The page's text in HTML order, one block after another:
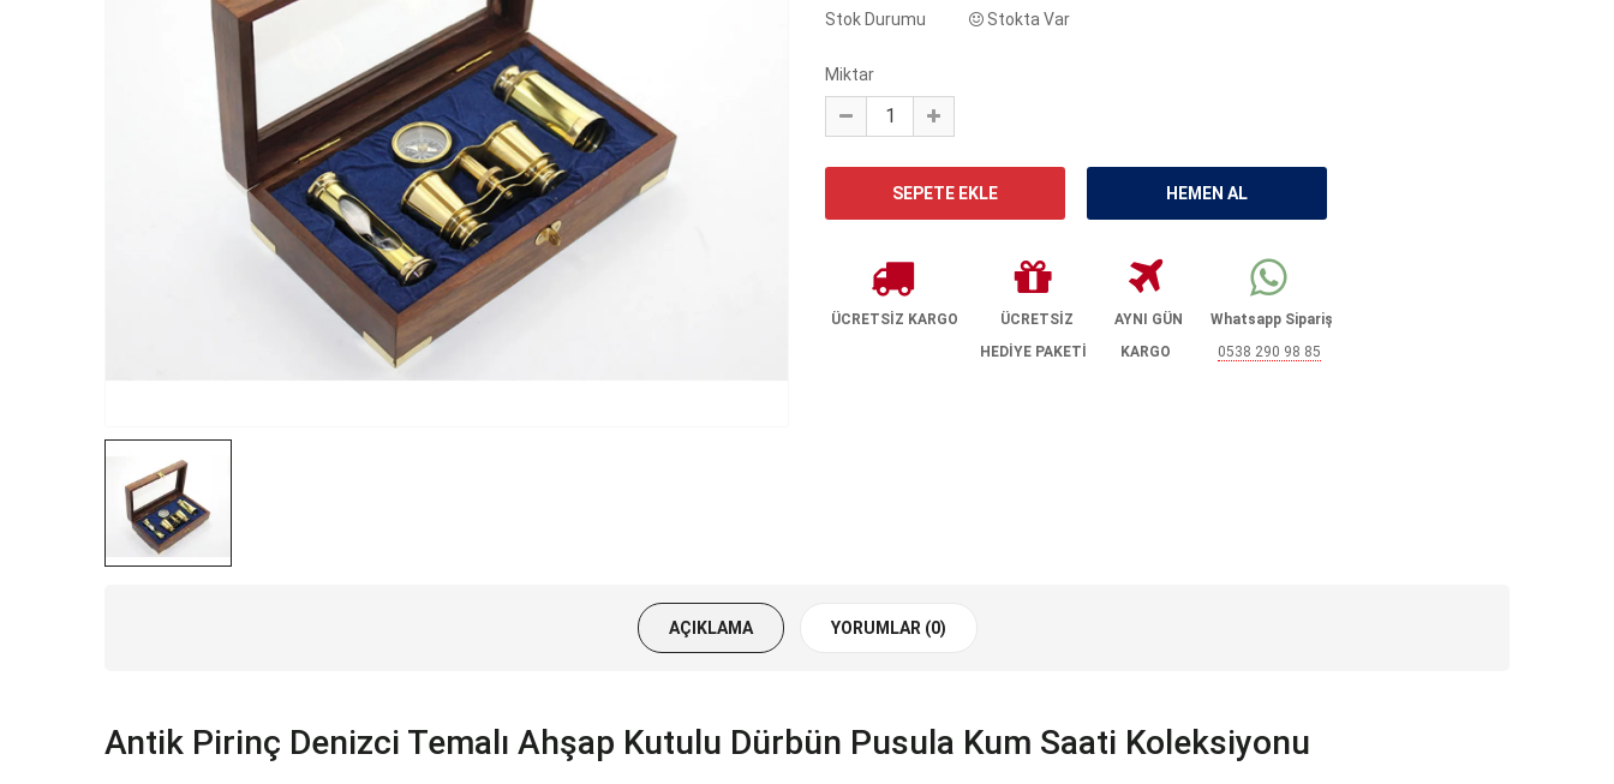
Stok Durumu
Stokta Var
Miktar
ÜCRETSİZ KARGO
ÜCRETSİZ
HEDİYE PAKETİ
AYNI GÜN
KARGO
Whatsapp Sipariş
0538 290 98 85
AÇIKLAMA YORUMLAR (0)
Antik Pirinç Denizci Temalı Ahşap Kutulu Dürbün Pusula Kum Saati Koleksiyonu